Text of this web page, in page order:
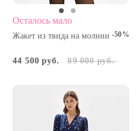
Осталось мало
Жакет из твида на молнии -50%
44 500 руб. 89 000 руб.